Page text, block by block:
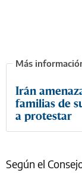
Irán
familias de
a protestar
Según el